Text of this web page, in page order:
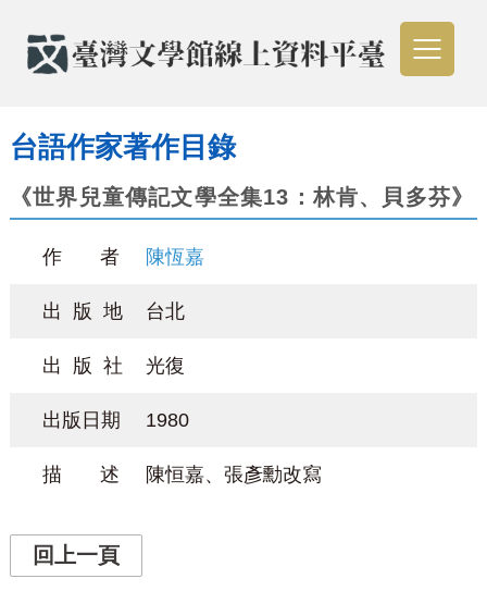
台語作家著作目錄
《世界兒童傳記文學全集13：林肯、貝多芬》
作 者 陳恆嘉
出 版 地 台北
出 版 社 光復
出版日期 1980
描 述 陳恒嘉、張彥勳改寫
回上一頁